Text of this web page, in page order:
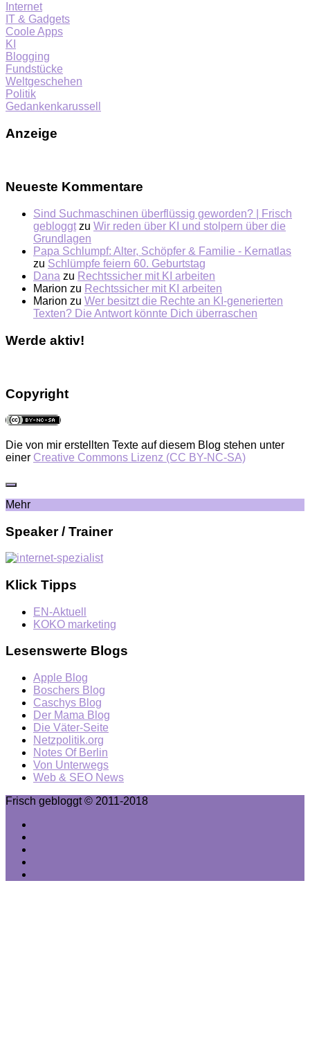
Internet
IT & Gadgets
Coole Apps
KI
Blogging
Fundstücke
Weltgeschehen
Politik
Gedankenkarussell
Anzeige
Neueste Kommentare
Sind Suchmaschinen überflüssig geworden? | Frisch
gebloggt zu Wir reden über KI und stolpern über die
Grundlagen
Papa Schlumpf: Alter, Schöpfer & Familie - Kernatlas
zu Schlümpfe feiern 60. Geburtstag
Dana zu Rechtssicher mit KI arbeiten
Marion zu Rechtssicher mit KI arbeiten
Marion zu Wer besitzt die Rechte an KI-generierten
Texten? Die Antwort könnte Dich überraschen
Werde aktiv!
Copyright
Die von mir erstellten Texte auf diesem Blog stehen unter
einer Creative Commons Lizenz (CC BY-NC-SA)
Mehr
Speaker / Trainer
Klick Tipps
EN-Aktuell
KOKO marketing
Lesenswerte Blogs
Apple Blog
Boschers Blog
Caschys Blog
Der Mama Blog
Die Väter-Seite
Netzpolitik.org
Notes Of Berlin
Von Unterwegs
Web & SEO News
Frisch gebloggt © 2011-2018